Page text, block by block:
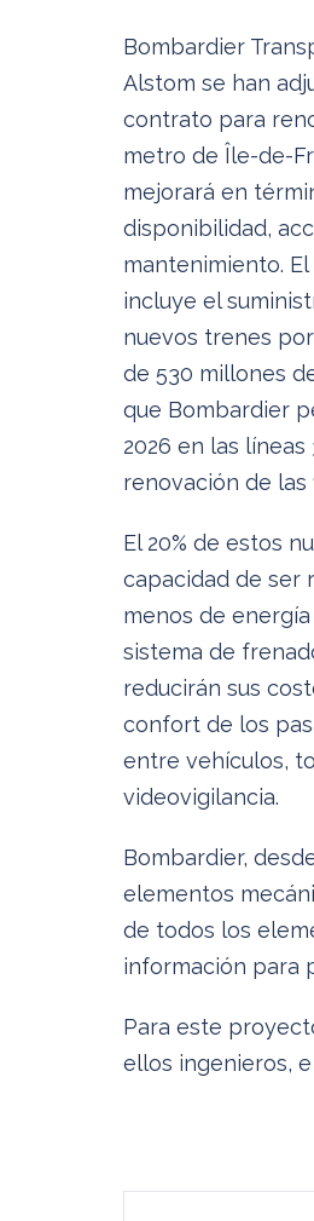
Bombardier
Alstom se han
contrato para
metro de Île-de-
mejorará en
disponibilidad,
mantenimiento.
incluye el
nuevos trenes
de 530 millones
que Bombardier
2026 en las
renovación de las
El 20% de estos
capacidad de ser
menos de
sistema de
reducirán sus
confort de los
entre vehículos,
videovigilancia.
Bombardier,
elementos
de todos los
información para
Para este
ellos ingenieros,